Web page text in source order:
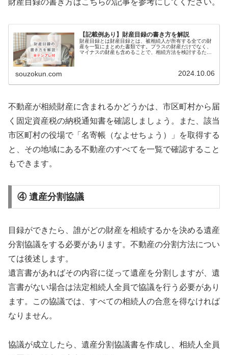
財産目録の書き方はこちらの記事を参考にしてください。
【記載例あり】財産目録の書き方を解説
財産目録とは財産目録とは、被相続人が所有する全ての財
産を一覧にまとめた書類です。プラスの財産だけでなく、
マイナスの財産も含めることで、相続方法を検討するため
souzokun.com 2024.10.06
不動産が相続財産に含まれるかどうかは、市区町村から届
く固定資産税の納税通知書を確認しましょう。また、該当
市区町村の役場で「名寄帳（なよせちょう）」を取得する
と、その地域にある不動産のすべてを一覧で確認すること
もできます。
④ 遺産分割協議
目録ができたら、誰がどの財産を相続するかを決める遺産
分割協議をする必要があります。不動産の分割方法につい
ては後述します。
遺言書があればその内容に従って遺産を分割しますが、遺
言書がない場合は法定相続人全員で協議を行う必要があり
ます。この協議では、すべての相続人の合意を得なければ
なりません。
協議が成立したら、遺産分割協議書を作成し、相続人全員